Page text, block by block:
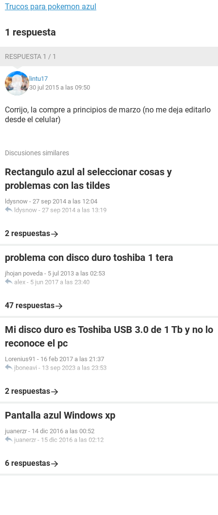
Trucos para pokemon azul
1 respuesta
RESPUESTA 1 / 1
lintu17
30 jul 2015 a las 09:50
Corrijo, la compre a principios de marzo (no me deja editarlo
desde el celular)
Discusiones similares
Rectangulo azul al seleccionar cosas y
problemas con las tildes
ldysnow - 27 sep 2014 a las 12:04
ldysnow - 27 sep 2014 a las 13:19
2 respuestas
problema con disco duro toshiba 1 tera
jhojan poveda - 5 jul 2013 a las 02:53
alex - 5 jun 2017 a las 23:40
47 respuestas
Mi disco duro es Toshiba USB 3.0 de 1 Tb y no lo
reconoce el pc
Lorenius91 - 16 feb 2017 a las 21:37
jboneavi - 13 sep 2023 a las 23:53
2 respuestas
Pantalla azul Windows xp
juanerzr - 14 dic 2016 a las 00:52
juanerzr - 15 dic 2016 a las 02:12
6 respuestas